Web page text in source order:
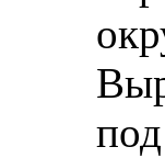
под